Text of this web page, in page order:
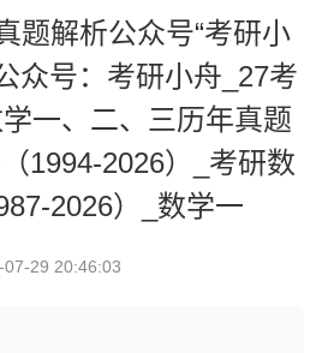
题解析公众号“考研小
众号：考研小舟_27考
一、二、三历年真题
1994-2026）_考研数
2026）_数学一
07-29 20:46:03